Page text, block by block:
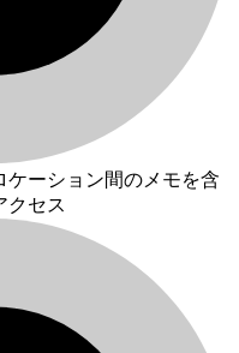
ーション間のメモを含
クセス